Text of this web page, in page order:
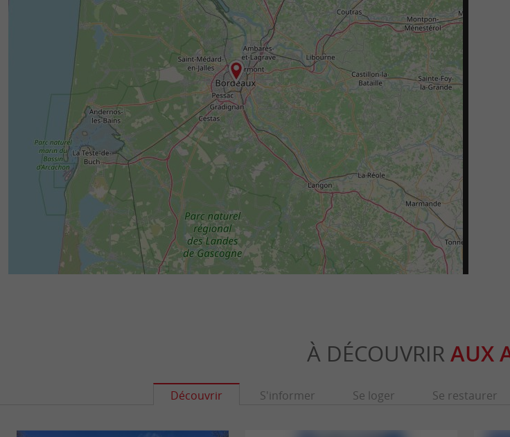
À DÉCOUVRIR AUX
Découvrir S'informer Se loger Se restaurer